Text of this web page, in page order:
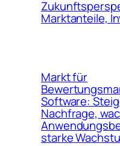
Marktanteile,
Markt für
Software:
Nachfrage,
starke